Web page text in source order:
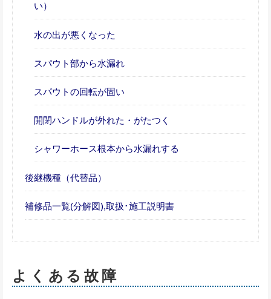
い）
水の出が悪くなった
スパウト部から水漏れ
スパウトの回転が固い
開閉ハンドルが外れた・がたつく
シャワーホース根本から水漏れする
後継機種（代替品）
補修品一覧(分解図),取扱･施工説明書
よくある故障